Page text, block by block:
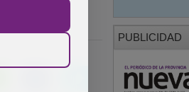
PUBLICIDAD